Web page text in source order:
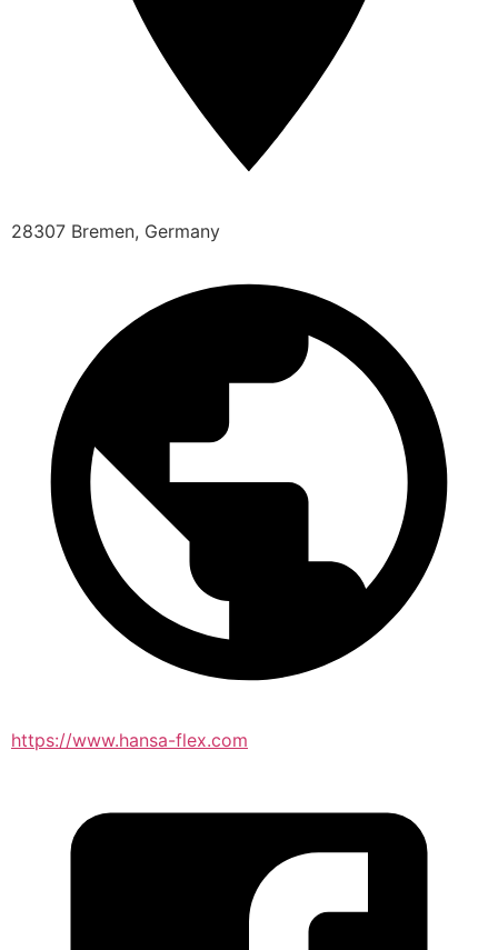
28307 Bremen, Germany
https://www.hansa-flex.com